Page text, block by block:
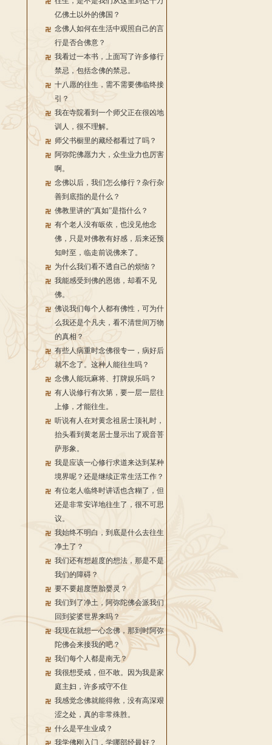
亿佛土以外的佛国？
念佛人如何在生活中观照自己的言
行是否合佛意？
我看过一本书，上面写了许多修行
禁忌，包括念佛的禁忌。
十八愿的往生，需不需要佛临终接
引？
我在寺院看到一个师父正在很凶地
训人，很不理解。
师父书橱里的藏经都看过了吗？
阿弥陀佛愿力大，众生业力也厉害
啊。
念佛以后，我们怎么修行？杂行杂
善到底指的是什么？
佛教里讲的“真如”是指什么？
有个老人没有皈依，也没见他念
佛，只是对佛教有好感，后来还预
知时至，临走前说佛来了。
为什么我们看不透自己的烦恼？
我能感受到佛的恩德，却看不见
佛。
佛说我们每个人都有佛性，可为什
么我还是个凡夫，看不清世间万物
的真相？
有些人病重时念佛很专一，病好后
就不念了。这种人能往生吗？
念佛人能玩麻将、打牌娱乐吗？
有人说修行有次第，要一层一层往
上修，才能往生。
听说有人在对黄念祖居士顶礼时，
抬头看到黄老居士显示出了观音菩
萨形象。
我是应该一心修行求道来达到某种
境界呢？还是继续正常生活工作？
有位老人临终时讲话也含糊了，但
还是非常安详地往生了，很不可思
议。
我始终不明白，到底是什么去往生
净土了？
我们还有想超度的想法，那是不是
我们的障碍？
要不要超度堕胎婴灵？
我们到了净土，阿弥陀佛会派我们
回到娑婆世界来吗？
我现在就想一心念佛，那到时阿弥
陀佛会来接我的吧？
我们每个人都是南无？
我很想受戒，但不敢。因为我是家
庭主妇，许多戒守不住
我感觉念佛就能得救，没有高深艰
涩之处，真的非常殊胜。
什么是平生业成？
我学佛刚入门，学哪部经最好？